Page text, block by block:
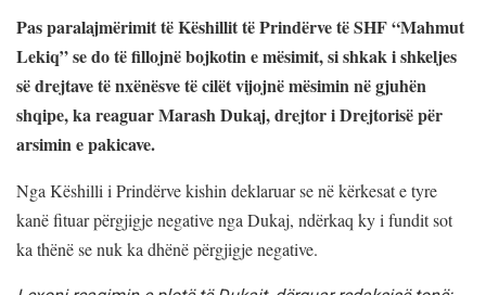
Pasparalajmërimit të Këshillit të Prindërve të SHF“Mahmut
Lekiq” se do të fillojnë bojkotin e mësimit,si shkak i shkeljes
së drejtave të nxënësve të cilët vijojnë mësimin në gjuhën
shqipe, ka reaguar Marash Dukaj, drejtor i Drejtorisë për
arsimin e pakicave.
Nga Këshilli i Prindërve kishin deklaruar se në kërkesat e tyre
kanë fituar përgjigje negative nga Dukaj, ndërkaq ky i fundit sot
ka thënë se nuk ka dhënë përgjigje negative.